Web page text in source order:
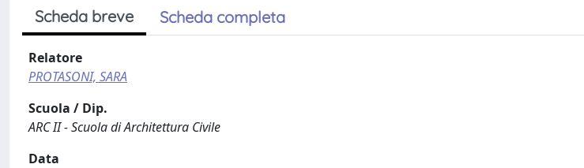
Scheda breve Scheda completa
Relatore
PROTASONI, SARA
Scuola / Dip.
ARC II - Scuola di Architettura Civile
Data